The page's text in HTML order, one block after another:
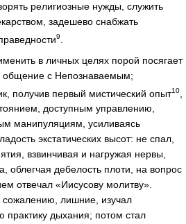
религиозные нужды, служить
задешево снабжать
9
в личных целях порой посягает
общение с Непознаваемым;
получив первый мистический опыт10
доступным управлению,
манипуляциям, усиливаясь
экстатических высот: не спал,
взвинчивая и нагружая нервы,
облегчая дебелость плоти, на вопрос
отвечал «Иисусову молитву».
сожалению, лишние, изучал
практику дыхания; потом стал